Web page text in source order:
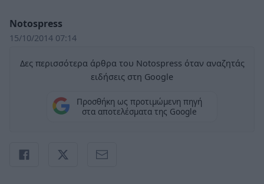
Notospress
15/10/2014 07:14
Δες περισσότερα άρθρα του Notospress όταν αναζητάς
ειδήσεις στη Google
Προσθήκη ως προτιμώμενη πηγή
στα αποτελέσματα της Google